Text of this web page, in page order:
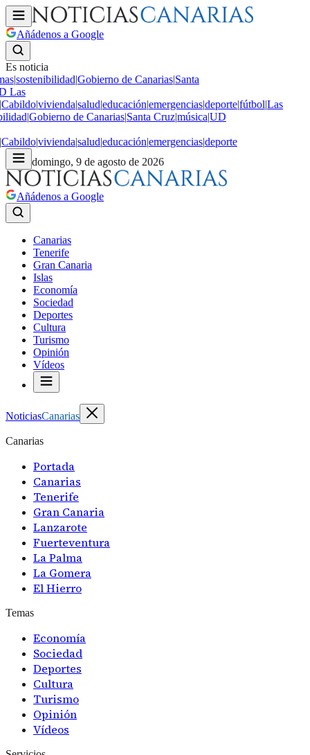
Añádenos a Google
Es noticia
|sostenibilidad|Gobierno de Canarias|Santa
Las
|vivienda|salud|educación|emergencias|deporte|fútbol|Las
|Gobierno de Canarias|Santa Cruz|música|UD
|vivienda|salud|educación|emergencias|deporte
domingo, 9 de agosto de 2026
Añádenos a Google
Canarias
Tenerife
Gran Canaria
Islas
Economía
Sociedad
Deportes
Cultura
Turismo
Opinión
Vídeos
NoticiasCanarias
Canarias
Portada
Canarias
Tenerife
Gran Canaria
Lanzarote
Fuerteventura
La Palma
La Gomera
El Hierro
Temas
Economía
Sociedad
Deportes
Cultura
Turismo
Opinión
Vídeos